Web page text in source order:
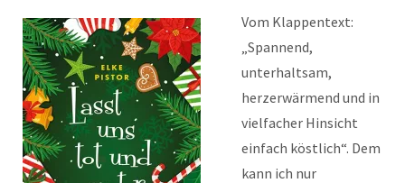
Vom Klappentext:
„Spannend,
unterhaltsam,
herzerwärmend und in
vielfacher Hinsicht
einfach köstlich“. Dem
kann ich nur